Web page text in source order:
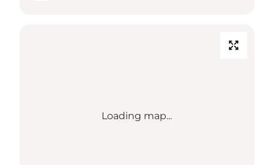
Loading map...